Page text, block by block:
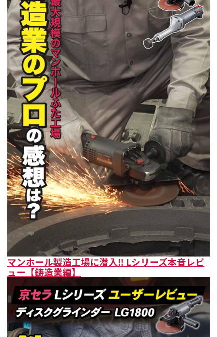
マンホール製造工場に潜入‼ Lシリーズ本音レビ
ュー【鋳造業編】